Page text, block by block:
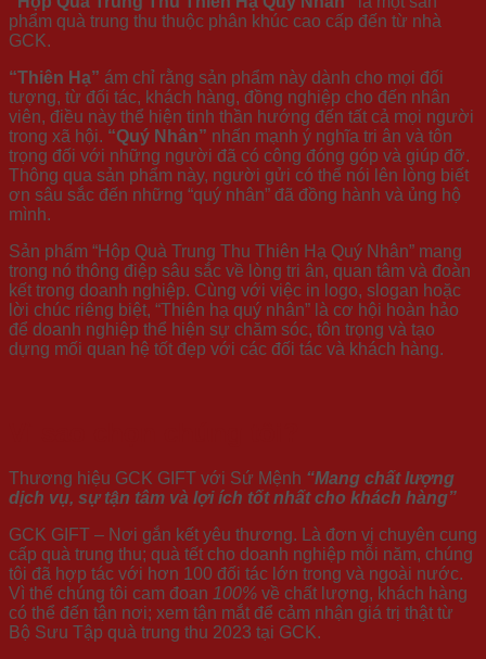
phẩm quà trung thu thuộc phân khúc cao cấp đến từ nhà
GCK.
“Thiên Hạ” ám chỉ rằng sản phẩm này dành cho mọi đối
tượng, từ đối tác, khách hàng, đồng nghiệp cho đến nhân
viên, điều này thể hiện tinh thần hướng đến tất cả mọi người
trong xã hội. “Quý Nhân” nhấn mạnh ý nghĩa tri ân và tôn
trọng đối với những người đã có công đóng góp và giúp đỡ.
Thông qua sản phẩm này, người gửi có thể nói lên lòng biết
ơn sâu sắc đến những “quý nhân” đã đồng hành và ủng hộ
mình.
Sản phẩm “Hộp Quà Trung Thu Thiên Hạ Quý Nhân” mang
trong nó thông điệp sâu sắc về lòng tri ân, quan tâm và đoàn
kết trong doanh nghiệp. Cùng với việc in logo, slogan hoặc
lời chúc riêng biệt, “Thiên hạ quý nhân” là cơ hội hoàn hảo
để doanh nghiệp thể hiện sự chăm sóc, tôn trọng và tạo
dựng mối quan hệ tốt đẹp với các đối tác và khách hàng.
Thương hiệu GCK GIFT với Sứ Mệnh “Mang chất lượng
dịch vụ, sự tận tâm và lợi ích tốt nhất cho khách hàng”
GCK GIFT – Nơi gắn kết yêu thương. Là đơn vị chuyên cung
cấp quà trung thu; quà tết cho doanh nghiệp mỗi năm, chúng
tôi đã hợp tác với hơn 100 đối tác lớn trong và ngoài nước.
Vì thế chúng tôi cam đoan 100% về chất lượng, khách hàng
có thể đến tận nơi; xem tận mắt để cảm nhận giá trị thật từ
Bộ Sưu Tập quà trung thu 2023 tại GCK.